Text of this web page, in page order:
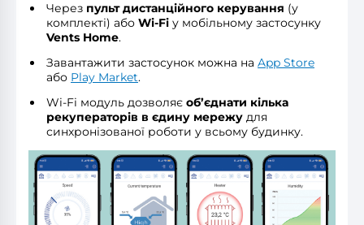
Через пульт дистанційного керування (у
комплекті) або Wi-Fi у мобільному застосунку
Vents Home.
Завантажити застосунок можна на App Store
або Play Market.
Wi-Fi модуль дозволяє об’єднати кілька
рекуператорів в єдину мережу для
синхронізованої роботи у всьому будинку.